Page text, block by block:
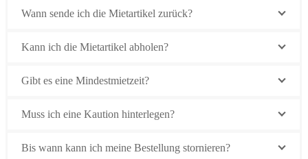
Wann sende ich die Mietartikel zurück?
Kann ich die Mietartikel abholen?
Gibt es eine Mindestmietzeit?
Muss ich eine Kaution hinterlegen?
Bis wann kann ich meine Bestellung stornieren?